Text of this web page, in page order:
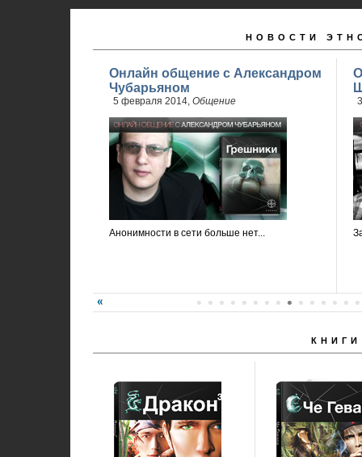
НОВОСТИ
Онлайн общение с Александром
Чубарьяном
5 февраля 2014, Общение
Анонимности в сети больше нет...
КНИГИ